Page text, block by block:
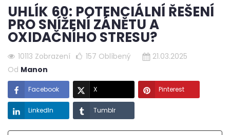
UHLÍK 60: POTENCIÁLNÍ ŘEŠENÍ
PRO SNÍŽENÍ ZÁNĚTU A
OXIDAČNÍHO STRESU?
10113 Zobrazení 157 Oblíbený
21.03.2025
Od Manon
Facebook X Pinterest
LinkedIn Tumblr